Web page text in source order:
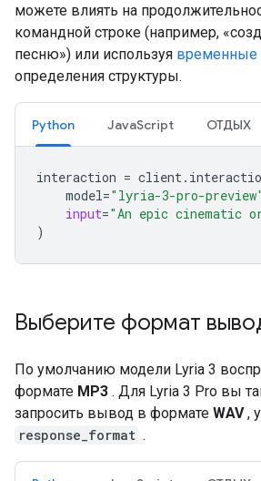
можете влиять на
командной строке (например,
песню») или используя временные
определения структуры.
Python JavaScript ОТДЫХ
interaction = client.
model="lyria-3-pro-preview"
input="An epic cinematic
)
Выберите формат
По умолчанию модели Lyria 3
формате MP3 . Для Lyria 3 Pro вы
запросить вывод в формате WAV,
response_format .